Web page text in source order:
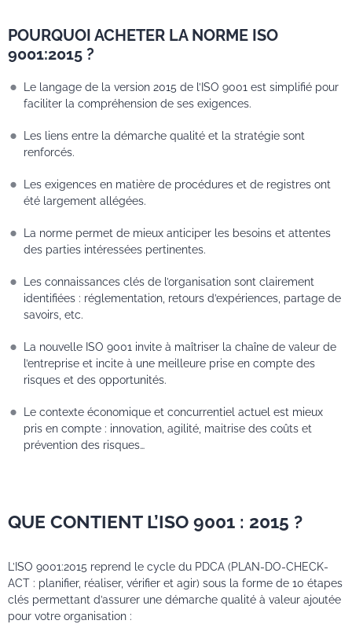
POURQUOI ACHETER LA NORME ISO
9001:2015 ?
Le langage de la version 2015 de l’ISO 9001 est simplifié pour
faciliter la compréhension de ses exigences.
Les liens entre la démarche qualité et la stratégie sont
renforcés.
Les exigences en matière de procédures et de registres ont
été largement allégées.
La norme permet de mieux anticiper les besoins et attentes
des parties intéressées pertinentes.
Les connaissances clés de l’organisation sont clairement
identifiées : réglementation, retours d’expériences, partage de
savoirs, etc.
La nouvelle ISO 9001 invite à maîtriser la chaîne de valeur de
l’entreprise et incite à une meilleure prise en compte des
risques et des opportunités.
Le contexte économique et concurrentiel actuel est mieux
pris en compte : innovation, agilité, maitrise des coûts et
prévention des risques…
QUE CONTIENT L’ISO 9001 : 2015 ?
L’ISO 9001:2015 reprend le cycle du PDCA (PLAN-DO-CHECK-
ACT : planifier, réaliser, vérifier et agir) sous la forme de 10 étapes
clés permettant d’assurer une démarche qualité à valeur ajoutée
pour votre organisation :